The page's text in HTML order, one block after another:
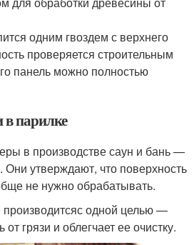
одним гвоздем с верхнего
проверяется строительным
панель можно полностью
в парилке
в производстве саун и бань —
утверждают, что поверхность
не нужно обрабатывать.
одной целью —
грязи и облегчает ее очистку.